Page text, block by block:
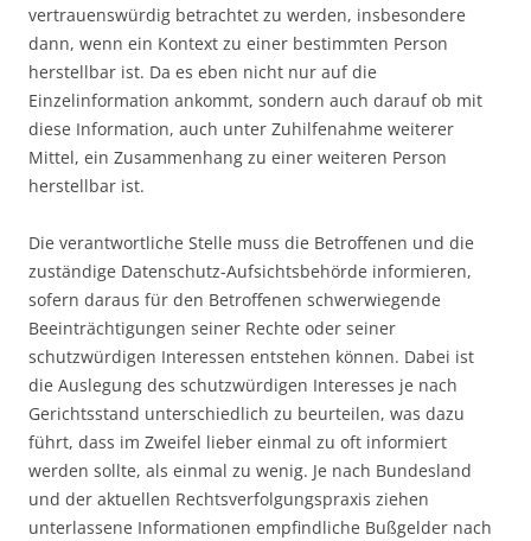
vertrauenswürdig betrachtet zu werden, insbesondere
dann, wenn ein Kontext zu einer bestimmten Person
herstellbar ist. Da es eben nicht nur auf die
Einzelinformation ankommt, sondern auch darauf ob mit
diese Information, auch unter Zuhilfenahme weiterer
Mittel, ein Zusammenhang zu einer weiteren Person
herstellbar ist.
Die verantwortliche Stelle muss die Betroffenen und die
zuständige Datenschutz-Aufsichtsbehörde informieren,
sofern daraus für den Betroffenen schwerwiegende
Beeinträchtigungen seiner Rechte oder seiner
schutzwürdigen Interessen entstehen können. Dabei ist
die Auslegung des schutzwürdigen Interesses je nach
Gerichtsstand unterschiedlich zu beurteilen, was dazu
führt, dass im Zweifel lieber einmal zu oft informiert
werden sollte, als einmal zu wenig. Je nach Bundesland
und der aktuellen Rechtsverfolgungspraxis ziehen
unterlassene Informationen empfindliche Bußgelder nach